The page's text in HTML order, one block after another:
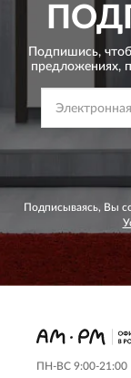
Подпишись,
предложениях,
Подписываясь, Вы
ПН-ВС 9:00-21:00